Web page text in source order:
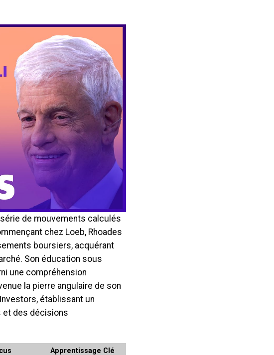
de mouvements calculés
chez Loeb, Rhoades
boursiers, acquérant
Son éducation sous
une compréhension
la pierre angulaire de son
établissant un
et des décisions
Apprentissage Clé